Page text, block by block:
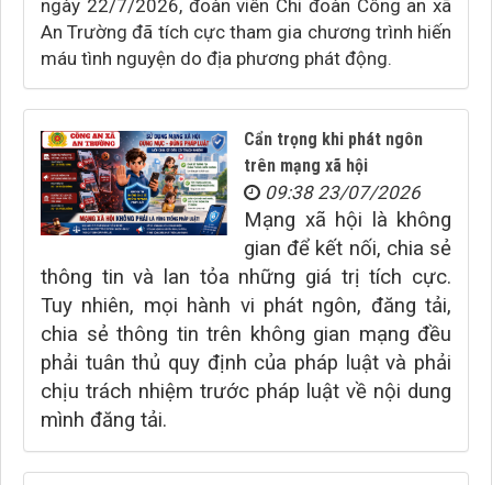
ngày 22/7/2026, đoàn viên Chi đoàn Công an xã
An Trường đã tích cực tham gia chương trình hiến
máu tình nguyện do địa phương phát động.
Cẩn trọng khi phát ngôn
trên mạng xã hội
09:38 23/07/2026
Mạng xã hội là không
gian để kết nối, chia sẻ
thông tin và lan tỏa những giá trị tích cực.
Tuy nhiên, mọi hành vi phát ngôn, đăng tải,
chia sẻ thông tin trên không gian mạng đều
phải tuân thủ quy định của pháp luật và phải
chịu trách nhiệm trước pháp luật về nội dung
mình đăng tải.